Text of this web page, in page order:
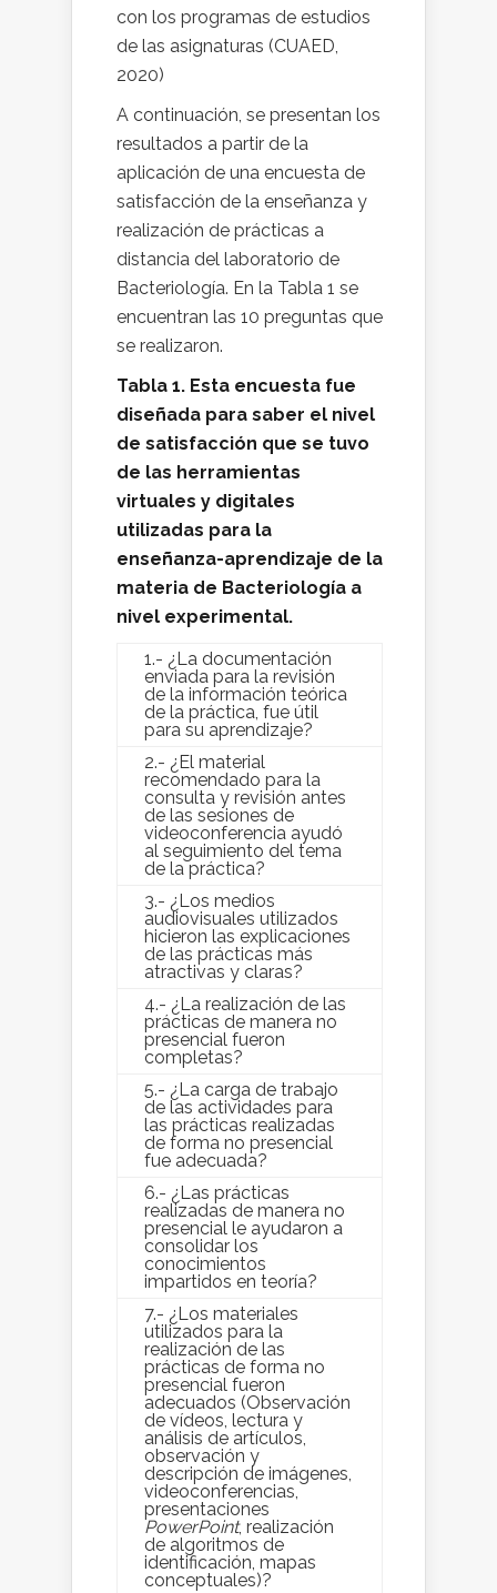
con los programas de estudios
de las asignaturas (CUAED,
2020)
A continuación, se presentan los
resultados a partir de la
aplicación de una encuesta de
satisfacción de la enseñanza y
realización de prácticas a
distancia del laboratorio de
Bacteriología. En la Tabla 1 se
encuentran las 10 preguntas que
se realizaron.
Tabla 1. Esta encuesta fue
diseñada para saber el nivel
de satisfacción que se tuvo
de las herramientas
virtuales y digitales
utilizadas para la
enseñanza-aprendizaje de la
materia de Bacteriología a
nivel experimental.
1.- ¿La documentación
enviada para la revisión
de la información teórica
de la práctica, fue útil
para su aprendizaje?
2.- ¿El material
recomendado para la
consulta y revisión antes
de las sesiones de
videoconferencia ayudó
al seguimiento del tema
de la práctica?
3.- ¿Los medios
audiovisuales utilizados
hicieron las explicaciones
de las prácticas más
atractivas y claras?
4.- ¿La realización de las
prácticas de manera no
presencial fueron
completas?
5.- ¿La carga de trabajo
de las actividades para
las prácticas realizadas
de forma no presencial
fue adecuada?
6.- ¿Las prácticas
realizadas de manera no
presencial le ayudaron a
consolidar los
conocimientos
impartidos en teoría?
7.- ¿Los materiales
utilizados para la
realización de las
prácticas de forma no
presencial fueron
adecuados (Observación
de vídeos, lectura y
análisis de artículos,
observación y
descripción de imágenes,
videoconferencias,
presentaciones
PowerPoint, realización
de algoritmos de
identificación, mapas
conceptuales)?